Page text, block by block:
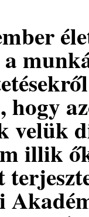
hogy
illik